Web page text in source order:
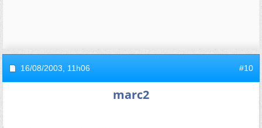
16/08/2003, 11h06 #10
marc2